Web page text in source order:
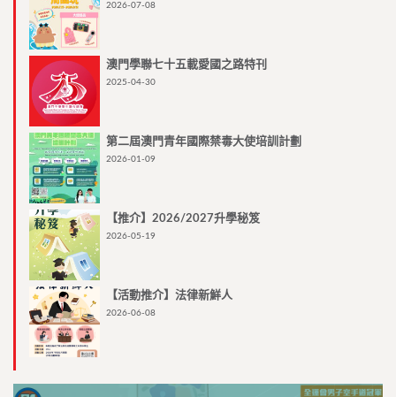
2026-07-08
澳門學聯七十五載愛國之路特刊
2025-04-30
第二屆澳門青年國際禁毒大使培訓計劃
2026-01-09
【推介】2026/2027升學秘笈
2026-05-19
【活動推介】法律新鮮人
2026-06-08